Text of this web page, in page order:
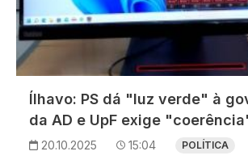
Ílhavo: PS dá "luz verde" à
da AD e UpF exige
20.10.2025 15:04 POLÍTICA